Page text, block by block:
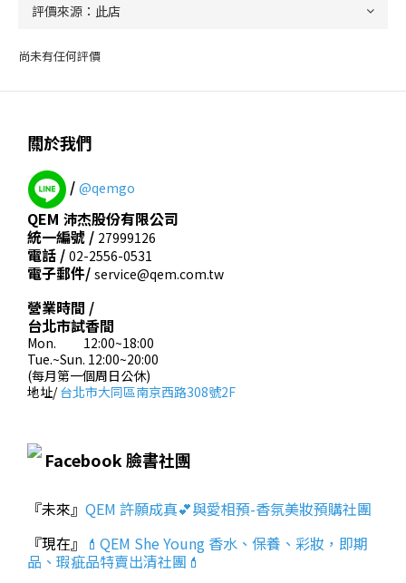
尚未有任何評價
關於我們
/ @qemgo
QEM 沛杰股份有限公司
統一編號 / 27999126
電話 / 02-2556-0531
電子郵件/ service@qem.com.tw
營業時間 /
台北市試香間
Mon. 12:00~18:00
Tue.~Sun. 12:00~20:00
(每月第一個周日公休)
地址/台北市大同區南京西路308號2F
Facebook 臉書社團
『未來』 QEM 許願成真💕與愛相預-香氛美妝預購社團
『現在』 💄QEM She Young 香水、保養、彩妝，即期
品、瑕疵品特賣出清社團💄